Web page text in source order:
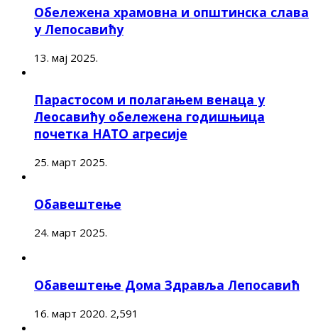
Обележена храмовна и општинска слава
у Лепосавићу
13. мај 2025.
Парастосом и полагањем венаца у
Леосавићу обележена годишњица
почетка НАТО агресије
25. март 2025.
Обавештење
24. март 2025.
Обавештење Дома Здравља Лепосавић
16. март 2020. 2,591